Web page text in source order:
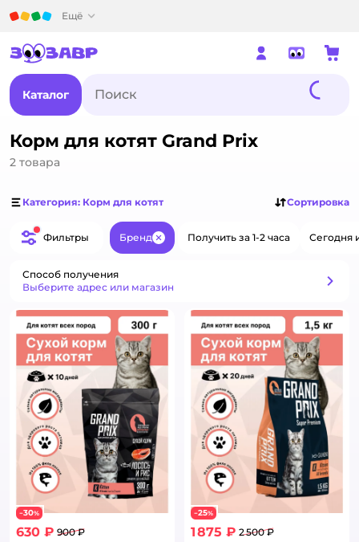
Ещё
Каталог
Корм для котят Grand Prix
2 товара
Категория: Корм для котят Сортировка
Фильтры Бренд ЗакрытьПолучить за 1-2 часа Сегодня
Способ получения
Выберите адрес или магазин
−30%
630 ₽ 900 ₽
−25%
1 875 ₽ 2 500 ₽